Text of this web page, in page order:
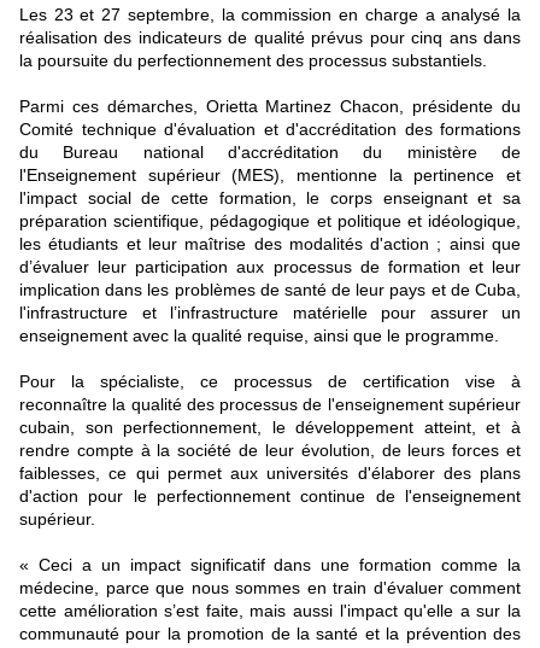
Les 23 et 27 septembre, la commission en charge a analysé la
réalisation des indicateurs de qualité prévus pour cinq ans dans
la poursuite du perfectionnement des processus substantiels.
Parmi ces démarches, Orietta Martinez Chacon, présidente du
Comité technique d'évaluation et d'accréditation des formations
du Bureau national d'accréditation du ministère de
l'Enseignement supérieur (MES), mentionne la pertinence et
l'impact social de cette formation, le corps enseignant et sa
préparation scientifique, pédagogique et politique et idéologique,
les étudiants et leur maîtrise des modalités d'action ; ainsi que
d’évaluer leur participation aux processus de formation et leur
implication dans les problèmes de santé de leur pays et de Cuba,
l'infrastructure et l’infrastructure matérielle pour assurer un
enseignement avec la qualité requise, ainsi que le programme.
Pour la spécialiste, ce processus de certification vise à
reconnaître la qualité des processus de l'enseignement supérieur
cubain, son perfectionnement, le développement atteint, et à
rendre compte à la société de leur évolution, de leurs forces et
faiblesses, ce qui permet aux universités d'élaborer des plans
d'action pour le perfectionnement continue de l'enseignement
supérieur.
« Ceci a un impact significatif dans une formation comme la
médecine, parce que nous sommes en train d'évaluer comment
cette amélioration s’est faite, mais aussi l'impact qu'elle a sur la
communauté pour la promotion de la santé et la prévention des